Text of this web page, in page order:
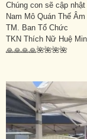
Chúng con sẽ cập
Nam Mô Quán Thế
TM. Ban Tổ Chức
TKN Thích Nữ Huệ
🙏🙏🙏🙏🌺🌺🌺🌺